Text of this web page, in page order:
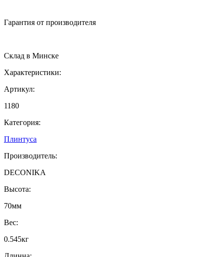
Гарантия от производителя
Cклад в Минске
Характеристики:
Артикул:
1180
Категория:
Плинтуса
Производитель:
DECONIKA
Высота:
70мм
Вес:
0.545кг